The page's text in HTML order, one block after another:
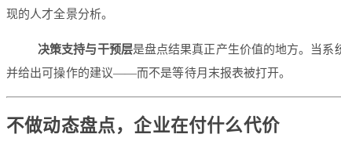
现的人才全景分析。
决策支持与干预层是盘点结果真正产生价值的地方。当系
并给出可操作的建议——而不是等待月末报表被打开。
不做动态盘点，企业在付什么代价